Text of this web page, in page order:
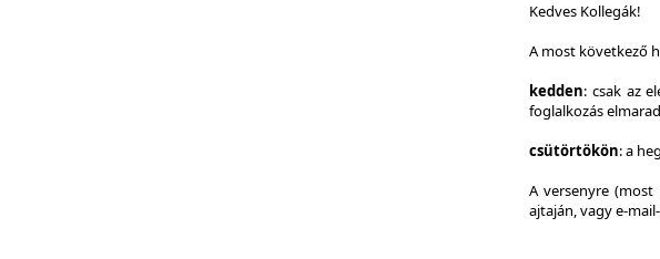
Kedves Kollegák!
A most következő
kedden: csak az
foglalkozás
csütörtökön: a
A versenyre
ajtaján, vagy e-